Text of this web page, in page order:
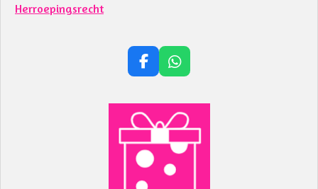
Herroepingsrecht
F
e
b
o
o
k
W
t
s
A
p
p